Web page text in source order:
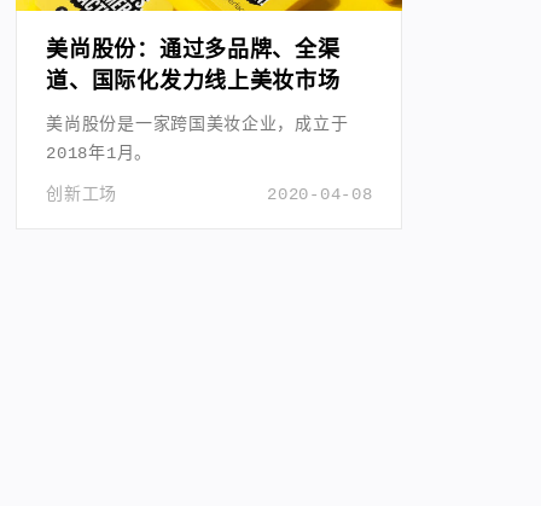
美尚股份：通过多品牌、全渠
道、国际化发力线上美妆市场
美尚股份是一家跨国美妆企业，成立于
2018年1月。
2020-04-08
创新工场